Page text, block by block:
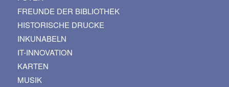
FREUNDE DER BIBLIOTHEK
HISTORISCHE DRUCKE
INKUNABELN
IT-INNOVATION
KARTEN
MUSIK